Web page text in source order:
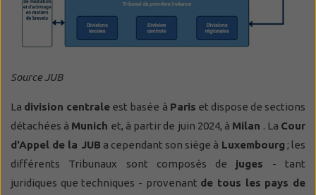
Source JUB
La division centrale est basée à Paris et dispose de sections
détachées à Munich et, à partir de juin 2024, à Milan . La Cour
d'Appel de la JUB a cependant son siège à Luxembourg ; les
différents Tribunaux sont composés de juges - tant
juridiques que techniques - provenant de tous les pays de